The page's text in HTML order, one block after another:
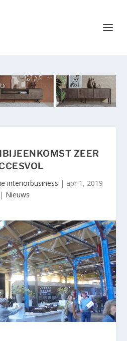
ZEER
interiorbusiness | apr 1, 2019
| Nieuws